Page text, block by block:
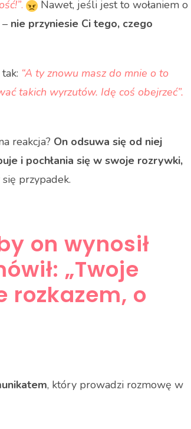
.
Nawet, jeśli jest to wołaniem o
nie przyniesie Ci tego, czego
“A ty znowu masz do mnie o to
takich wyrzutów. Idę coś obejrzeć”.
reakcja? On odsuwa się od niej
i pochłania się w swoje rozrywki,
przypadek.
on wynosił
„Twoje
rozkazem, o
, który prowadzi rozmowę w